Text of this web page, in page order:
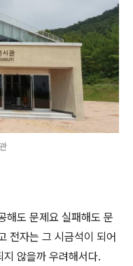
해도 문제요 실패해도 문
전자는 그 시금석이 되어
않을까 우려해서다.